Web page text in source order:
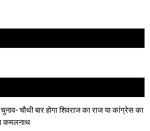
चौथी बार होगा शिवराज का राज या कांग्रेस का
कमलनाथ